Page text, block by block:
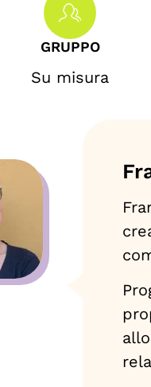
GRUPPO
Su misura